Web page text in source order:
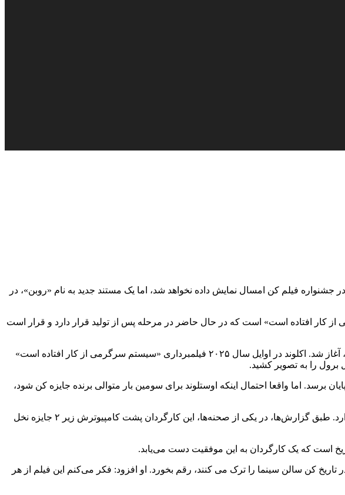
فیلم کن امسال نمایش داده نخواهد شد، اما یک مستند جدید به نام «روبن»، در
از کار افتاده است» است که در حال حاضر در مرحله پس از تولید قرار دارد و قرار است
تولید «روبن» در سال ۲۰۲۳، اندکی پس از بازگشت اوستلوند از مراسم اسکار که «مثلث غم» سه نامزدی دریافت کرد، آغاز شد. اکلوند در اوایل سال ۲۰۲۵ فیلمبرداری «سیستم سرگرمی از کار افتاده است»
برول را به تصویر کشید.
برسد. اما واقعا احتمال اینکه اوستلوند برای سومین بار متوالی برنده جایزه کن شود،
اکلوند، دوست قدیمی اوستلوند، گفت که این مستند به شدت بر بار روانی ناشی از جاه‌طلبی و انتظارات هنری تمرکز دارد. طبق گزارش‌ها، در یکی از صحنه‌ها، این کارگردان پشت کامپیوترش زیر ۲ جایزه نخل
است که یک کارگردان به این موفقیت دست می‌یابد.
کن سالن سینما را ترک می کنند، رقم بخورد. او افزود: فکر می‌کنم این فیلم از هر